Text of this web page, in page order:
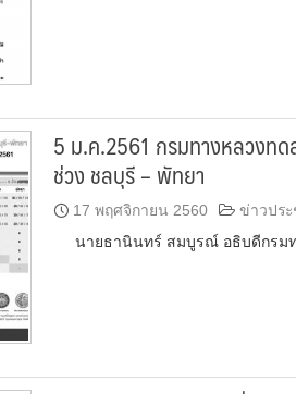
5 ม.ค.2561 กรมทางหลวงทด
ช่วง ชลบุรี – พัทยา
17 พฤศจิกายน 2560
ข่าวปร
นายธานินทร์ สมบูรณ์ อธิบดีกรมท